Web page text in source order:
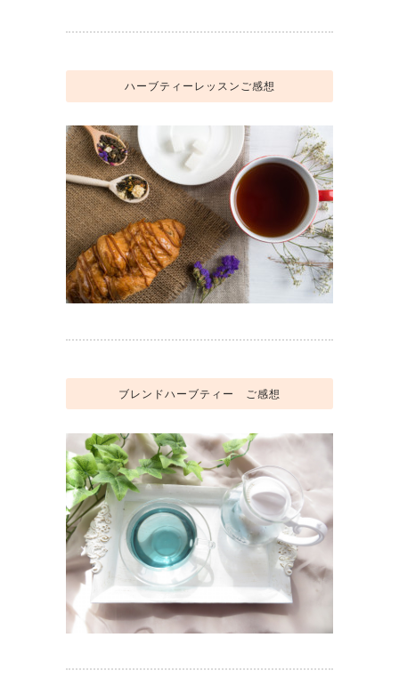
ハーブティーレッスンご感想
ブレンドハーブティー ご感想